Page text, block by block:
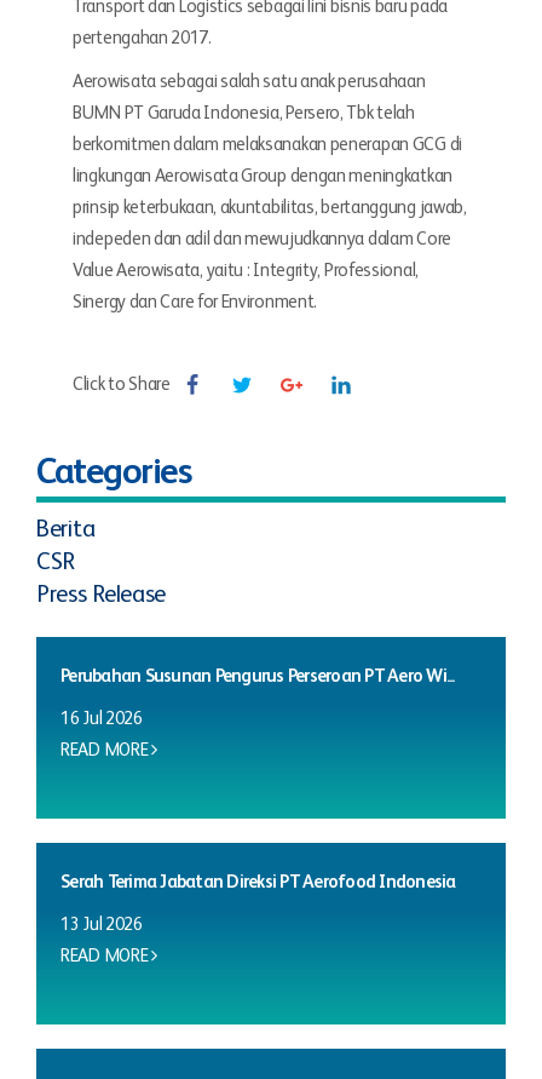
Transport dan Logistics sebagai lini bisnis baru pada
pertengahan 2017.
Aerowisata sebagai salah satu anak perusahaan
BUMN PT Garuda Indonesia, Persero, Tbk telah
berkomitmen dalam melaksanakan penerapan GCG di
lingkungan Aerowisata Group dengan meningkatkan
prinsip keterbukaan, akuntabilitas, bertanggung jawab,
indepeden dan adil dan mewujudkannya dalam Core
Value Aerowisata, yaitu : Integrity, Professional,
Sinergy dan Care for Environment.
Click to Share
Categories
Berita
CSR
Press Release
Perubahan Susunan Pengurus Perseroan PT Aero Wi...
16 Jul 2026
READ MORE
Serah Terima Jabatan Direksi PT Aerofood Indonesia
13 Jul 2026
READ MORE